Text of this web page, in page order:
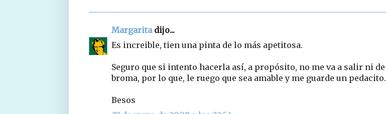
Margaritadijo...
Es increible, tien una pinta de lo más apetitosa.
Seguro que si intento hacerla así, a propósito, no me va a salir ni de
broma, por lo que, le ruego que sea amable y me guarde un pedacito.
Besos